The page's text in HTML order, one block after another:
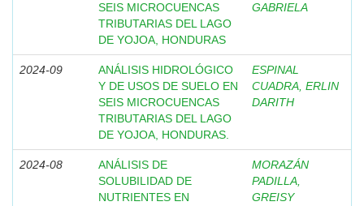
SEIS MICROCUENCAS
TRIBUTARIAS DEL LAGO
DE YOJOA, HONDURAS
GABRIELA
2024-09
ANÁLISIS HIDROLÓGICO
Y DE USOS DE SUELO EN
SEIS MICROCUENCAS
TRIBUTARIAS DEL LAGO
DE YOJOA, HONDURAS.
ESPINAL
CUADRA, ERLIN
DARITH
2024-08
ANÁLISIS DE
SOLUBILIDAD DE
NUTRIENTES EN
MORAZÁN
PADILLA,
GREISY